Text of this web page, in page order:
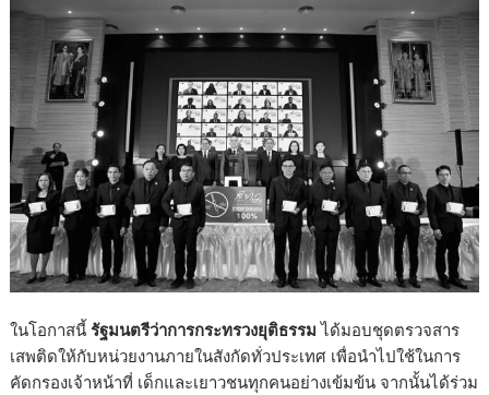
ในโอกาสนี้รัฐมนตรีว่าการกระทรวงยุติธรรม ได้มอบชุดตรวจสาร
เสพติดให้กับหน่วยงานภายในสังกัดทั่วประเทศ เพื่อนำไปใช้ในการ
คัดกรองเจ้าหน้าที่ เด็กและเยาวชนทุกคนอย่างเข้มข้น จากนั้นได้ร่วม